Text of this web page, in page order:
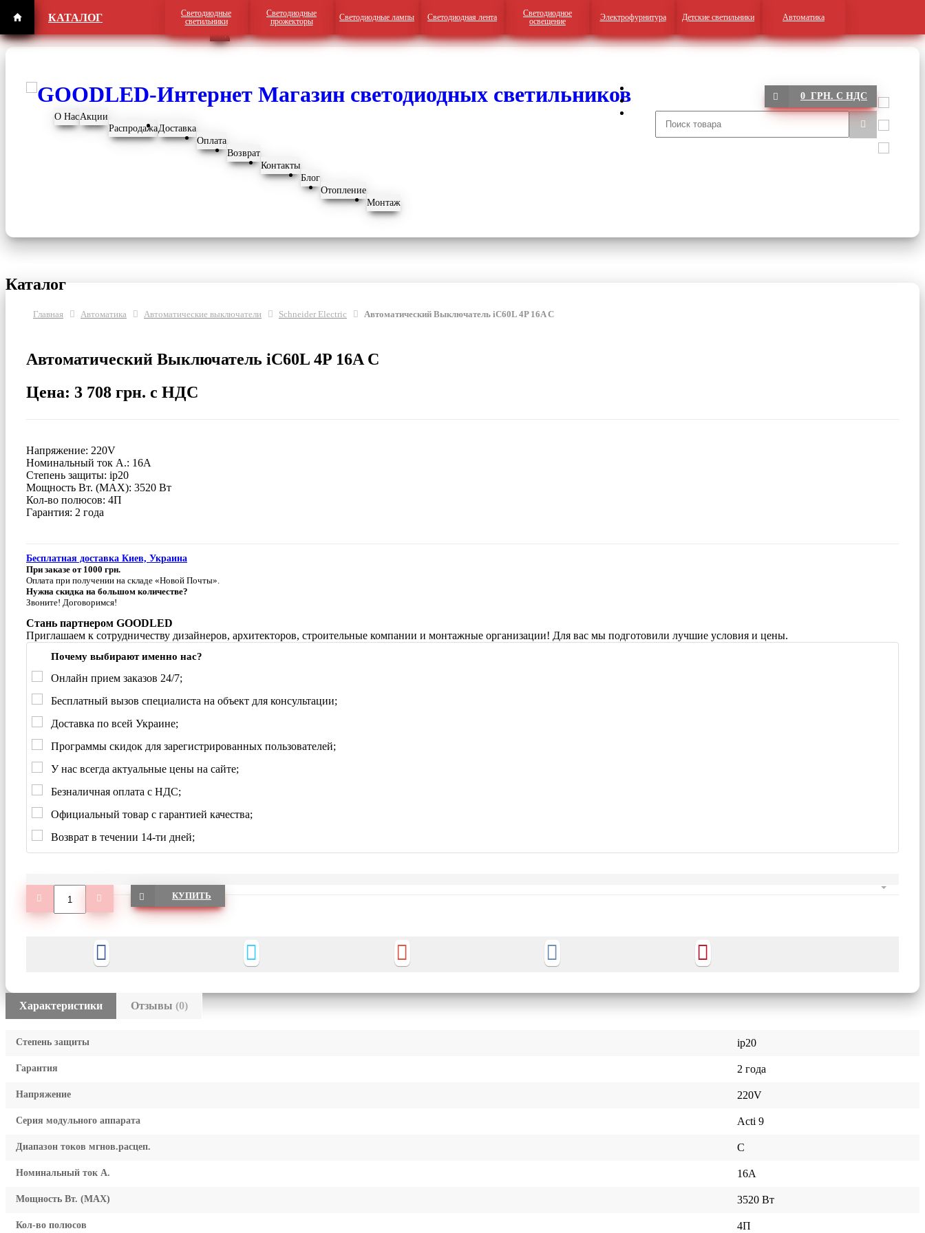
КАТАЛОГ
Светодиодные
светильники
Светодиодные
прожекторы
Светодиодные лампы Светодиодная лента
Светодиодное
освещение
Электрофурнитура Детские светильники Автоматика
Регистрация
0 ГРН. С НДС
О НасАкции
РаспродажаДоставка
Оплата
Возврат
Контакты
Блог
Отопление
Монтаж
Каталог
Главная Автоматика Автоматические выключатели Schneider Electric Автоматический Выключатель iC60L 4P 16A C
Автоматический Выключатель iC60L 4P 16A C
Цена: 3 708 грн. с НДС
Напряжение: 220V
Номинальный ток А.: 16A
Степень защиты: ip20
Мощность Вт. (МАХ): 3520 Вт
Кол-во полюсов: 4П
Гарантия: 2 года
Бесплатная доставка Киев, Украина
При заказе от 1000 грн.
Оплата при получении на складе «Новой Почты».
Нужна скидка на большом количестве?
Звоните! Договоримся!
Стань партнером GOODLED
Приглашаем к сотрудничеству дизайнеров, архитекторов, строительные компании и монтажные организации! Для вас мы подготовили лучшие условия и цены.
Почему выбирают именно нас?
Онлайн прием заказов 24/7;
Бесплатный вызов специалиста на объект для консультации;
Доставка по всей Украине;
Программы скидок для зарегистрированных пользователей;
У нас всегда актуальные цены на сайте;
Безналичная оплата с НДС;
Официальный товар с гарантией качества;
Возврат в течении 14-ти дней;
КУПИТЬ
Характеристики Отзывы (0)
Степень защиты ip20
Гарантия 2 года
Напряжение 220V
Серия модульного аппарата Acti 9
Диапазон токов мгнов.расцеп. C
Номинальный ток А. 16A
Мощность Вт. (МАХ) 3520 Вт
Кол-во полюсов 4П